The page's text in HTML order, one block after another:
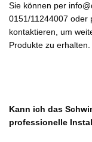
Sie können per
0151/11244007 oder
kontaktieren, um
Produkte zu erhalten.
Kann ich das
professionelle